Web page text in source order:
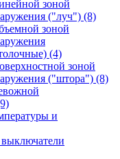
зоной
("луч") (8)
зоной
(4)
зоной
("штора") (8)
и